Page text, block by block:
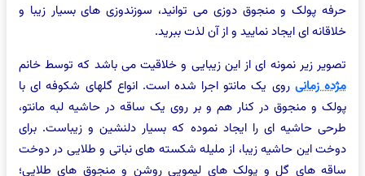
حرفه پولک و منجوق دوزی می توانید، سوزندوزی های بسیار زیبا و
خلاقانه ای ایجاد نمایید و از آن لذت ببرید.
تصویر زیر نمونه ای از این زیبایی و خلاقیت می باشد که توسط خانم
مژده زمانی روی یک مانتو اجرا شده است. انواع گلهای شکوفه ای با
پولک و منجوق در کنار هم و بر روی یک ساقه در حاشیه لبه مانتو،
طرحی حاشیه ای را ایجاد نموده که بسیار دلنشین و زیباست. برای
دوخت این حاشیه زیبا، از ملیله شکسته های نباتی و طلایی در دوخت
ساقه های گل و پولک های لیمویی روشن و منجوق های طلایی؛